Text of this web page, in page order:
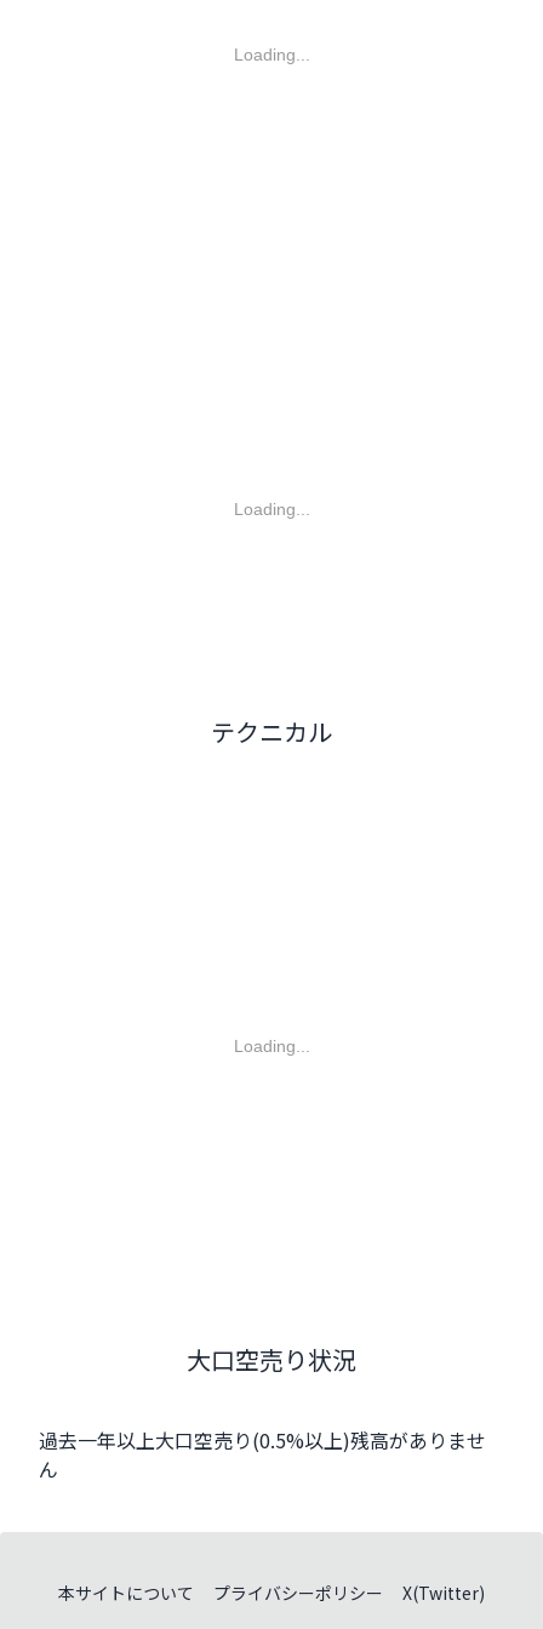
Loading...
Loading...
テクニカル
Loading...
大口空売り状況
過去一年以上大口空売り(0.5%以上)残高がありませ
ん
本サイトについて プライバシーポリシー X(Twitter)